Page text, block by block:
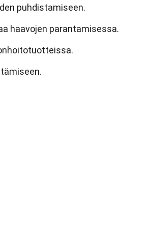
puhdistamiseen.
haavojen parantamisessa.